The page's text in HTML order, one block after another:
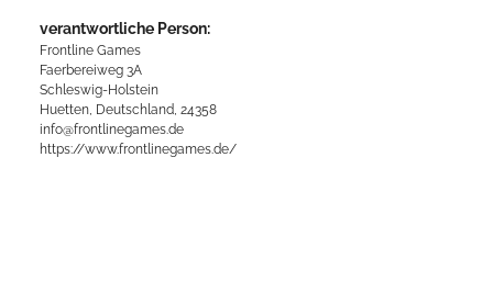
verantwortliche Person:
Frontline Games
Faerbereiweg 3A
Schleswig-Holstein
Huetten, Deutschland, 24358
info@frontlinegames.de
https://www.frontlinegames.de/